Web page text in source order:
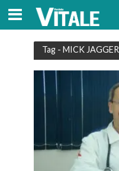
Tag - MICK JAGGER